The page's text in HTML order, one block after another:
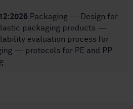
Packaging — Design for
packaging products —
evaluation process for
— protocols for PE and PP